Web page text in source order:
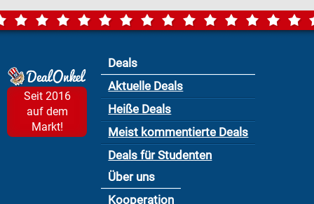
Seit 2016
auf dem
Markt!
Deals
Aktuelle Deals
Heiße Deals
Meist kommentierte Deals
Deals für Studenten
Über uns
Kooperation